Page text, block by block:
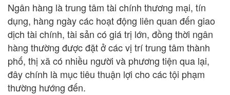
Ngân hàng là trung tâm tài chính thương mại, tín
dụng, hàng ngày các hoạt động liên quan đến giao
dịch tài chính, tài sản có giá trị lớn, đồng thời ngân
hàng thường được đặt ở các vị trí trung tâm thành
phố, thị xã có nhiều người và phương tiện qua lại,
đây chính là mục tiêu thuận lợi cho các tội phạm
thường hướng đến.